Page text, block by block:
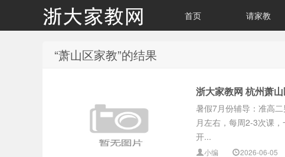
首页 请家教
“萧山区家教”的结果
浙大家教网 杭州萧
暑假7月份辅导：准高
月左右，每周2-3次课
开...
小编 2026-06-05